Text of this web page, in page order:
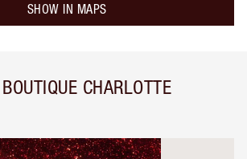
SHOW IN MAPS
CHARLOTTE